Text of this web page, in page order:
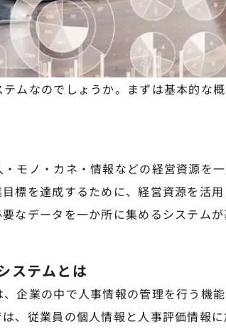
ムなのでしょうか。まずは基本的な
モノ・カネ・情報などの経営資源を
標を達成するために、経営資源を活
なデータを一か所に集めるシステム
ステムとは
企業の中で人事情報の管理を行う機
、従業員の個人情報と人事評価情報